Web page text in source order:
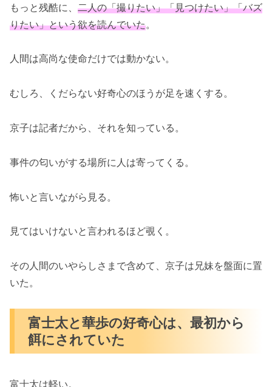
もっと残酷に、 二人の「撮りたい」「見つけたい」「バズ
りたい」という欲を読んでいた。
人間は高尚な使命だけでは動かない。
むしろ、くだらない好奇心のほうが足を速くする。
京子は記者だから、それを知っている。
事件の匂いがする場所に人は寄ってくる。
怖いと言いながら見る。
見てはいけないと言われるほど覗く。
その人間のいやらしさまで含めて、京子は兄妹を盤面に置
いた。
富士太と華歩の好奇心は、最初から
餌にされていた
富士太は軽い。